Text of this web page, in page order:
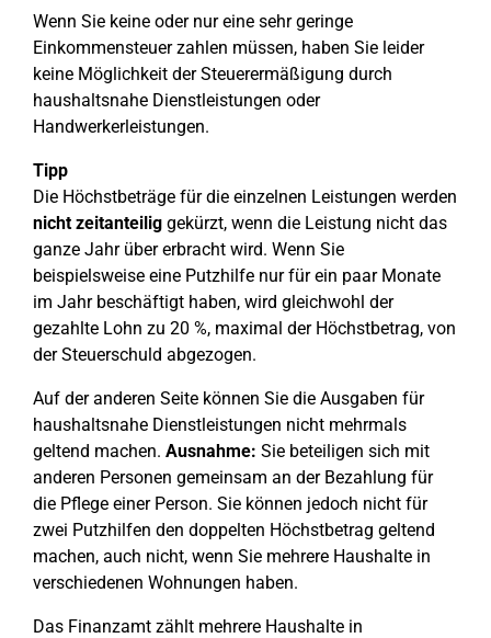
Wenn Sie keine oder nur eine sehr geringe
Einkommensteuer zahlen müssen, haben Sie leider
keine Möglichkeit der Steuerermäßigung durch
haushaltsnahe Dienstleistungen oder
Handwerkerleistungen.
Tipp
Die Höchstbeträge für die einzelnen Leistungen werden
nicht zeitanteilig gekürzt, wenn die Leistung nicht das
ganze Jahr über erbracht wird. Wenn Sie
beispielsweise eine Putzhilfe nur für ein paar Monate
im Jahr beschäftigt haben, wird gleichwohl der
gezahlte Lohn zu 20 %, maximal der Höchstbetrag, von
der Steuerschuld abgezogen.
Auf der anderen Seite können Sie die Ausgaben für
haushaltsnahe Dienstleistungen nicht mehrmals
geltend machen. Ausnahme: Sie beteiligen sich mit
anderen Personen gemeinsam an der Bezahlung für
die Pflege einer Person. Sie können jedoch nicht für
zwei Putzhilfen den doppelten Höchstbetrag geltend
machen, auch nicht, wenn Sie mehrere Haushalte in
verschiedenen Wohnungen haben.
Das Finanzamt zählt mehrere Haushalte in